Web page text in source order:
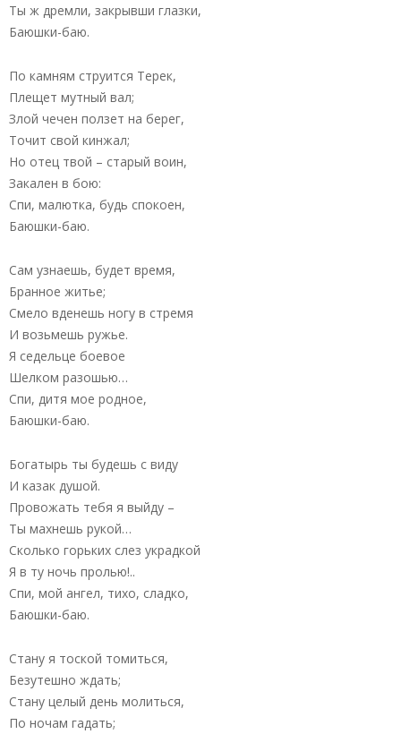
Ты ж дремли, закрывши глазки,
Баюшки-баю.
По камням струится Терек,
Плещет мутный вал;
Злой чечен ползет на берег,
Точит свой кинжал;
Но отец твой – старый воин,
Закален в бою:
Спи, малютка, будь спокоен,
Баюшки-баю.
Сам узнаешь, будет время,
Бранное житье;
Смело вденешь ногу в стремя
И возьмешь ружье.
Я седельце боевое
Шелком разошью…
Спи, дитя мое родное,
Баюшки-баю.
Богатырь ты будешь с виду
И казак душой.
Провожать тебя я выйду –
Ты махнешь рукой…
Сколько горьких слез украдкой
Я в ту ночь пролью!..
Спи, мой ангел, тихо, сладко,
Баюшки-баю.
Стану я тоской томиться,
Безутешно ждать;
Стану целый день молиться,
По ночам гадать;